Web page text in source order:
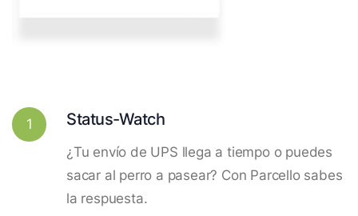
1 Status-Watch
¿Tu envío de UPS llega a tiempo o puedes
sacar al perro a pasear? Con Parcello sabes
la respuesta.